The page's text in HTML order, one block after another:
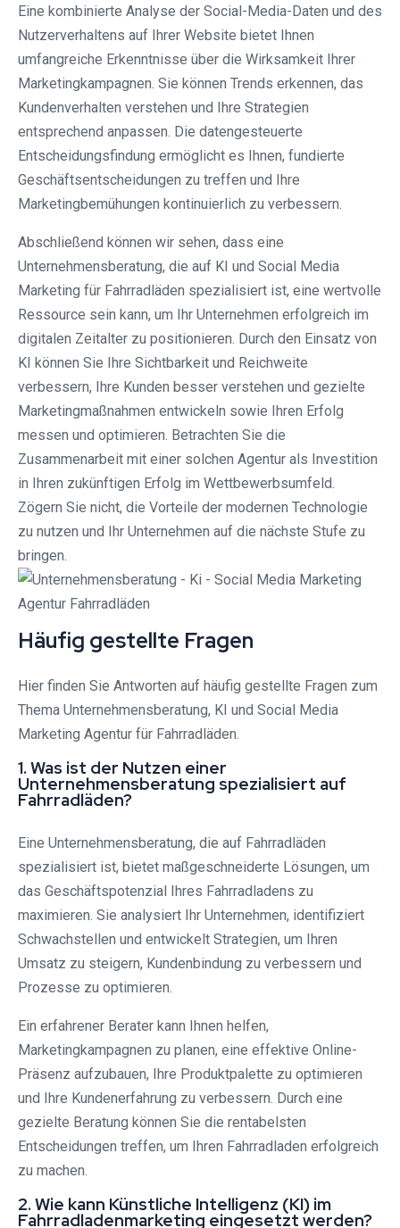
Eine kombinierte Analyse der Social-Media-Daten und des
Nutzerverhaltens auf Ihrer Website bietet Ihnen
umfangreiche Erkenntnisse über die Wirksamkeit Ihrer
Marketingkampagnen. Sie können Trends erkennen, das
Kundenverhalten verstehen und Ihre Strategien
entsprechend anpassen. Die datengesteuerte
Entscheidungsfindung ermöglicht es Ihnen, fundierte
Geschäftsentscheidungen zu treffen und Ihre
Marketingbemühungen kontinuierlich zu verbessern.
Abschließend können wir sehen, dass eine
Unternehmensberatung, die auf KI und Social Media
Marketing für Fahrradläden spezialisiert ist, eine wertvolle
Ressource sein kann, um Ihr Unternehmen erfolgreich im
digitalen Zeitalter zu positionieren. Durch den Einsatz von
KI können Sie Ihre Sichtbarkeit und Reichweite
verbessern, Ihre Kunden besser verstehen und gezielte
Marketingmaßnahmen entwickeln sowie Ihren Erfolg
messen und optimieren. Betrachten Sie die
Zusammenarbeit mit einer solchen Agentur als Investition
in Ihren zukünftigen Erfolg im Wettbewerbsumfeld.
Zögern Sie nicht, die Vorteile der modernen Technologie
zu nutzen und Ihr Unternehmen auf die nächste Stufe zu
bringen.
Häufig gestellte Fragen
Hier finden Sie Antworten auf häufig gestellte Fragen zum
Thema Unternehmensberatung, KI und Social Media
Marketing Agentur für Fahrradläden.
1. Was ist der Nutzen einer
Unternehmensberatung spezialisiert auf
Fahrradläden?
Eine Unternehmensberatung, die auf Fahrradläden
spezialisiert ist, bietet maßgeschneiderte Lösungen, um
das Geschäftspotenzial Ihres Fahrradladens zu
maximieren. Sie analysiert Ihr Unternehmen, identifiziert
Schwachstellen und entwickelt Strategien, um Ihren
Umsatz zu steigern, Kundenbindung zu verbessern und
Prozesse zu optimieren.
Ein erfahrener Berater kann Ihnen helfen,
Marketingkampagnen zu planen, eine effektive Online-
Präsenz aufzubauen, Ihre Produktpalette zu optimieren
und Ihre Kundenerfahrung zu verbessern. Durch eine
gezielte Beratung können Sie die rentabelsten
Entscheidungen treffen, um Ihren Fahrradladen erfolgreich
zu machen.
2. Wie kann Künstliche Intelligenz (KI) im
Fahrradladenmarketing eingesetzt werden?